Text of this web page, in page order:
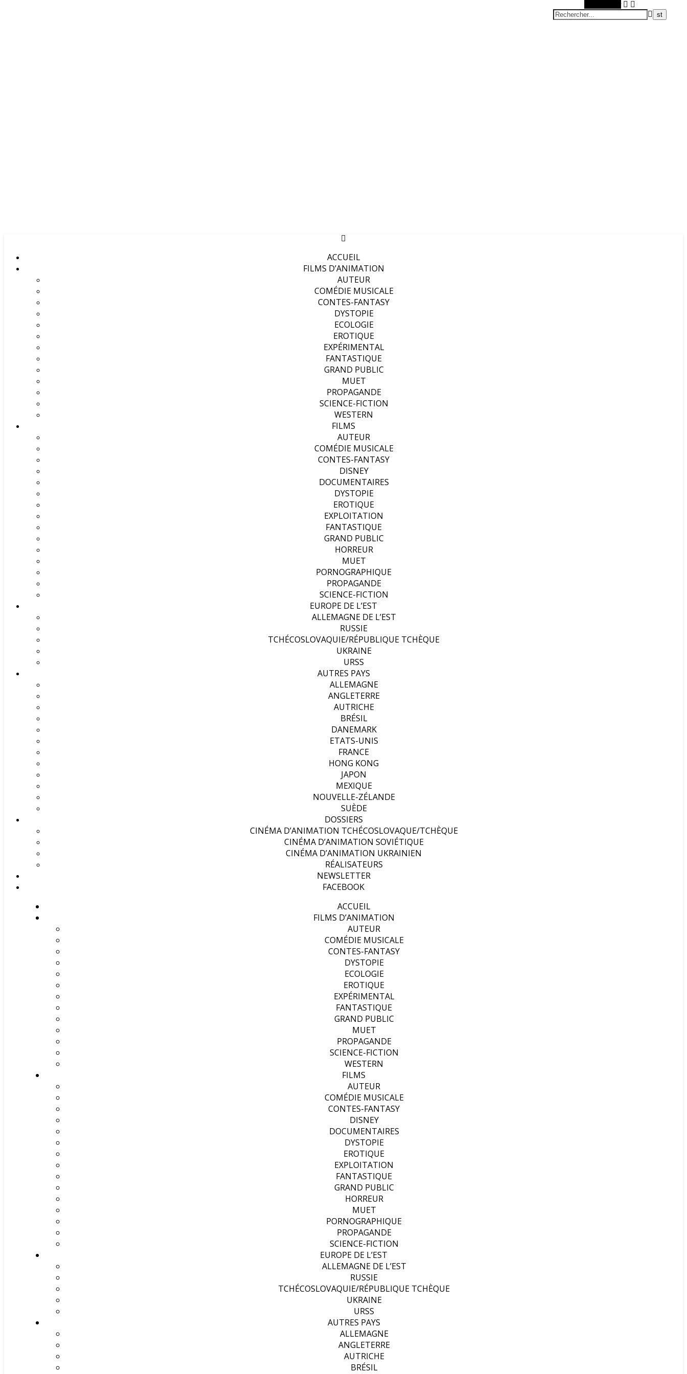
ACCUEIL
FILMS D’ANIMATION
AUTEUR
COMÉDIE MUSICALE
CONTES-FANTASY
DYSTOPIE
ECOLOGIE
EROTIQUE
EXPÉRIMENTAL
FANTASTIQUE
GRAND PUBLIC
MUET
PROPAGANDE
SCIENCE-FICTION
WESTERN
FILMS
AUTEUR
COMÉDIE MUSICALE
CONTES-FANTASY
DISNEY
DOCUMENTAIRES
DYSTOPIE
EROTIQUE
EXPLOITATION
FANTASTIQUE
GRAND PUBLIC
HORREUR
MUET
PORNOGRAPHIQUE
PROPAGANDE
SCIENCE-FICTION
EUROPE DE L’EST
ALLEMAGNE DE L’EST
RUSSIE
TCHÉCOSLOVAQUIE/RÉPUBLIQUE TCHÈQUE
UKRAINE
URSS
AUTRES PAYS
ALLEMAGNE
ANGLETERRE
AUTRICHE
BRÉSIL
DANEMARK
ETATS-UNIS
FRANCE
HONG KONG
JAPON
MEXIQUE
NOUVELLE-ZÉLANDE
SUÈDE
DOSSIERS
CINÉMA D’ANIMATION TCHÉCOSLOVAQUE/TCHÈQUE
CINÉMA D’ANIMATION SOVIÉTIQUE
CINÉMA D’ANIMATION UKRAINIEN
RÉALISATEURS
NEWSLETTER
FACEBOOK
ACCUEIL
FILMS D’ANIMATION
AUTEUR
COMÉDIE MUSICALE
CONTES-FANTASY
DYSTOPIE
ECOLOGIE
EROTIQUE
EXPÉRIMENTAL
FANTASTIQUE
GRAND PUBLIC
MUET
PROPAGANDE
SCIENCE-FICTION
WESTERN
FILMS
AUTEUR
COMÉDIE MUSICALE
CONTES-FANTASY
DISNEY
DOCUMENTAIRES
DYSTOPIE
EROTIQUE
EXPLOITATION
FANTASTIQUE
GRAND PUBLIC
HORREUR
MUET
PORNOGRAPHIQUE
PROPAGANDE
SCIENCE-FICTION
EUROPE DE L’EST
ALLEMAGNE DE L’EST
RUSSIE
TCHÉCOSLOVAQUIE/RÉPUBLIQUE TCHÈQUE
UKRAINE
URSS
AUTRES PAYS
ALLEMAGNE
ANGLETERRE
AUTRICHE
BRÉSIL